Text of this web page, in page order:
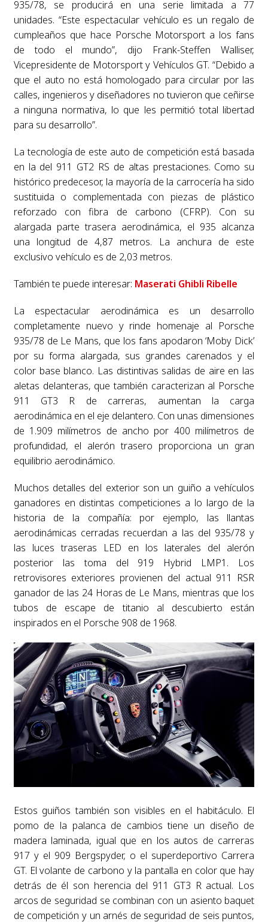
935/78, se producirá en una serie limitada a 77
unidades. “Este espectacular vehículo es un regalo de
cumpleaños que hace Porsche Motorsport a los fans
de todo el mundo”, dijo Frank-Steffen Walliser,
Vicepresidente de Motorsport y Vehículos GT. “Debido a
que el auto no está homologado para circular por las
calles, ingenieros y diseñadores no tuvieron que ceñirse
a ninguna normativa, lo que les permitió total libertad
para su desarrollo”.
La tecnología de este auto de competición está basada
en la del 911 GT2 RS de altas prestaciones. Como su
histórico predecesor, la mayoría de la carrocería ha sido
sustituida o complementada con piezas de plástico
reforzado con fibra de carbono (CFRP). Con su
alargada parte trasera aerodinámica, el 935 alcanza
una longitud de 4,87 metros. La anchura de este
exclusivo vehículo es de 2,03 metros.
También te puede interesar: Maserati Ghibli Ribelle
La espectacular aerodinámica es un desarrollo
completamente nuevo y rinde homenaje al Porsche
935/78 de Le Mans, que los fans apodaron ‘Moby Dick’
por su forma alargada, sus grandes carenados y el
color base blanco. Las distintivas salidas de aire en las
aletas delanteras, que también caracterizan al Porsche
911 GT3 R de carreras, aumentan la carga
aerodinámica en el eje delantero. Con unas dimensiones
de 1.909 milímetros de ancho por 400 milímetros de
profundidad, el alerón trasero proporciona un gran
equilibrio aerodinámico.
Muchos detalles del exterior son un guiño a vehículos
ganadores en distintas competiciones a lo largo de la
historia de la compañía: por ejemplo, las llantas
aerodinámicas cerradas recuerdan a las del 935/78 y
las luces traseras LED en los laterales del alerón
posterior las toma del 919 Hybrid LMP1. Los
retrovisores exteriores provienen del actual 911 RSR
ganador de las 24 Horas de Le Mans, mientras que los
tubos de escape de titanio al descubierto están
inspirados en el Porsche 908 de 1968.
Estos guiños también son visibles en el habitáculo. El
pomo de la palanca de cambios tiene un diseño de
madera laminada, igual que en los autos de carreras
917 y el 909 Bergspyder, o el superdeportivo Carrera
GT. El volante de carbono y la pantalla en color que hay
detrás de él son herencia del 911 GT3 R actual. Los
arcos de seguridad se combinan con un asiento baquet
de competición y un arnés de seguridad de seis puntos,